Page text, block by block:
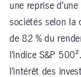
une reprise
sociétés selon la
de 82 % du
l’indice S&P
l’intérêt des